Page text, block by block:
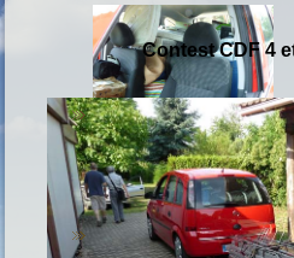
ContestCDF 4